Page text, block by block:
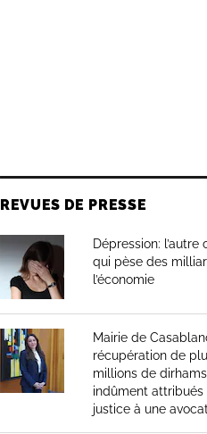
REVUES DE PRESSE
Dépression: l’autre
qui pèse des
l’économie
Mairie de
récupération de
millions de dirhams
indûment attribués
justice à une